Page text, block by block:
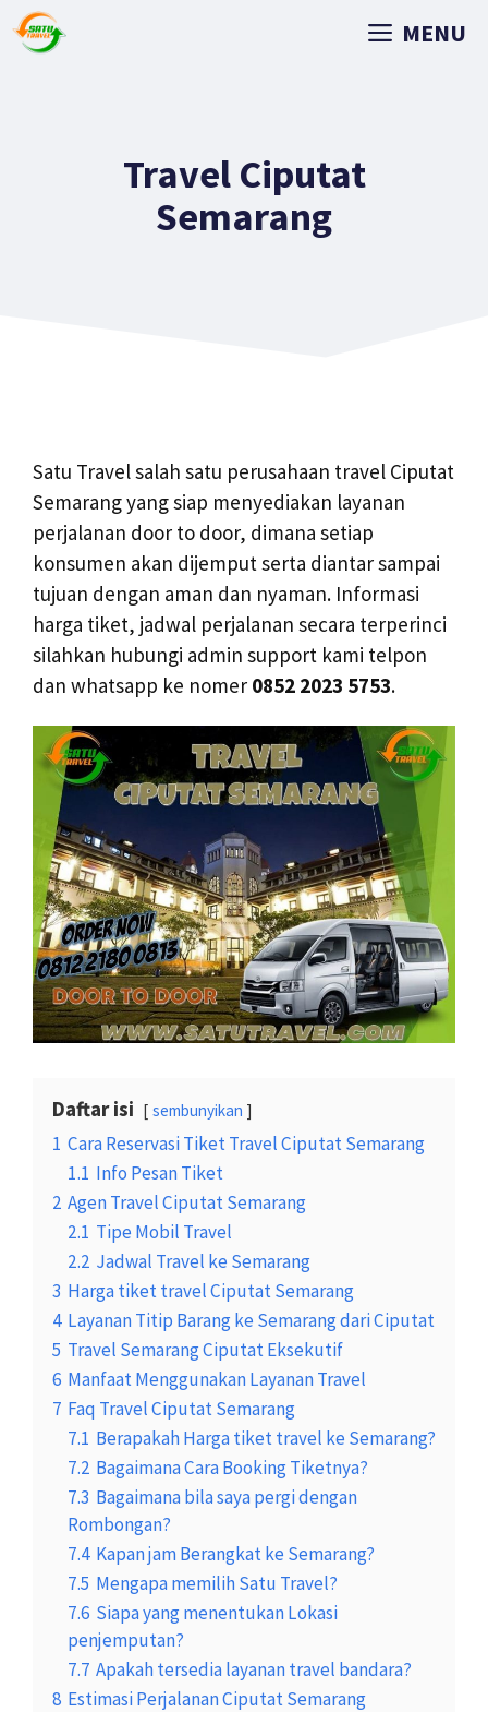
MENU
Travel Ciputat
Semarang
Satu Travel salah satu perusahaan travel Ciputat
Semarang yang siap menyediakan layanan
perjalanan door to door, dimana setiap
konsumen akan dijemput serta diantar sampai
tujuan dengan aman dan nyaman. Informasi
harga tiket, jadwal perjalanan secara terperinci
silahkan hubungi admin support kami telpon
dan whatsapp ke nomer 0852 2023 5753.
Daftar isi sembunyikan
1 Cara Reservasi Tiket Travel Ciputat Semarang
1.1 Info Pesan Tiket
2 Agen Travel Ciputat Semarang
2.1 Tipe Mobil Travel
2.2 Jadwal Travel ke Semarang
3 Harga tiket travel Ciputat Semarang
4 Layanan Titip Barang ke Semarang dari Ciputat
5 Travel Semarang Ciputat Eksekutif
6 Manfaat Menggunakan Layanan Travel
7 Faq Travel Ciputat Semarang
7.1 Berapakah Harga tiket travel ke Semarang?
7.2 Bagaimana Cara Booking Tiketnya?
7.3 Bagaimana bila saya pergi dengan
Rombongan?
7.4 Kapan jam Berangkat ke Semarang?
7.5 Mengapa memilih Satu Travel?
7.6 Siapa yang menentukan Lokasi
penjemputan?
7.7 Apakah tersedia layanan travel bandara?
8 Estimasi Perjalanan Ciputat Semarang